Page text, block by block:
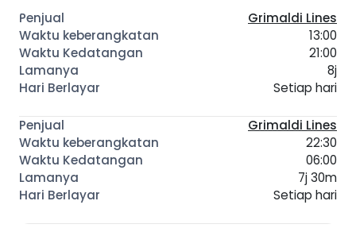
Grimaldi Lines
13:00
21:00
8j
Setiap hari
Grimaldi Lines
22:30
06:00
7j 30m
Setiap hari